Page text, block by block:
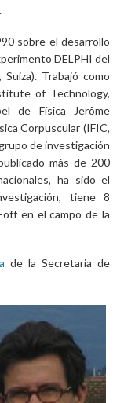
sobre el desarrollo
DELPHI del
Trabajó como
of Technology,
de Física Jerôme
Corpuscular (IFIC,
de investigación
más de 200
ha sido el
tiene 8
en el campo de la
de la Secretaria de